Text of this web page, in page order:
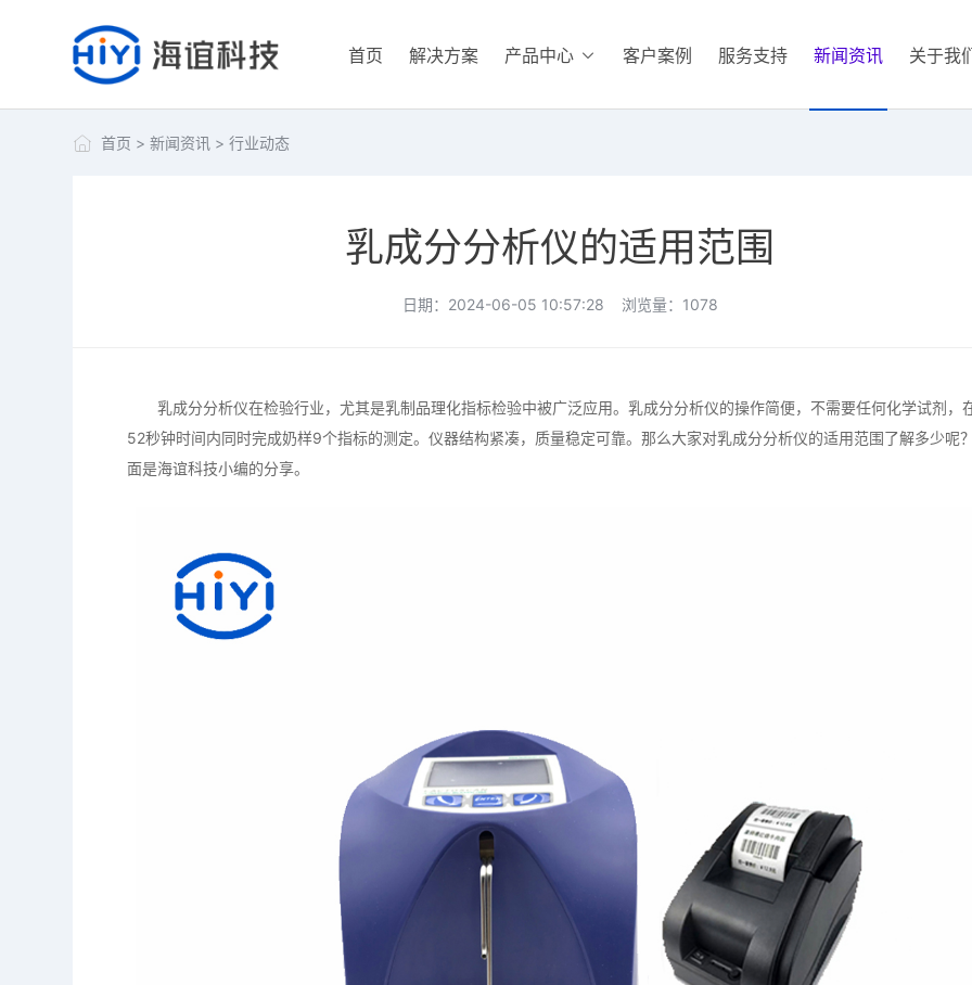
首页 解决方案 产品中心 客户案例 服务支持 新闻资讯 关于我
首页 >新闻资讯 >行业动态
乳成分分析仪的适用范围
日期：2024-06-05 10:57:28 浏览量：1078
乳成分分析仪在检验行业，尤其是乳制品理化指标检验中被广泛应用。乳成分分析仪的操作简便，不需要任何化学试剂，
52秒钟时间内同时完成奶样9个指标的测定。仪器结构紧凑，质量稳定可靠。那么大家对乳成分分析仪的适用范围了解多少呢
面是海谊科技小编的分享。